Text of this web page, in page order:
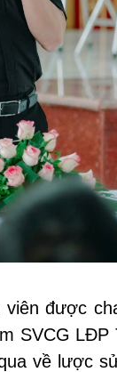
viên được
SVCG LĐP
về lược